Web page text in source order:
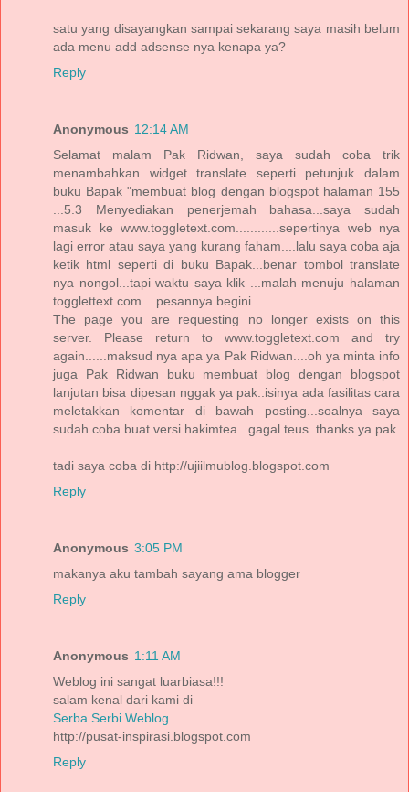
satu yang disayangkan sampai sekarang saya masih belum
ada menu add adsense nya kenapa ya?
Reply
Anonymous 12:14 AM
Selamat malam Pak Ridwan, saya sudah coba trik
menambahkan widget translate seperti petunjuk dalam
buku Bapak "membuat blog dengan blogspot halaman 155
...5.3 Menyediakan penerjemah bahasa...saya sudah
masuk ke www.toggletext.com............sepertinya web nya
lagi error atau saya yang kurang faham....lalu saya coba aja
ketik html seperti di buku Bapak...benar tombol translate
nya nongol...tapi waktu saya klik ...malah menuju halaman
togglettext.com....pesannya begini
The page you are requesting no longer exists on this
server. Please return to www.toggletext.com and try
again......maksud nya apa ya Pak Ridwan....oh ya minta info
juga Pak Ridwan buku membuat blog dengan blogspot
lanjutan bisa dipesan nggak ya pak..isinya ada fasilitas cara
meletakkan komentar di bawah posting...soalnya saya
sudah coba buat versi hakimtea...gagal teus..thanks ya pak
tadi saya coba di http://ujiilmublog.blogspot.com
Reply
Anonymous 3:05 PM
makanya aku tambah sayang ama blogger
Reply
Anonymous 1:11 AM
Weblog ini sangat luarbiasa!!!
salam kenal dari kami di
Serba Serbi Weblog
http://pusat-inspirasi.blogspot.com
Reply